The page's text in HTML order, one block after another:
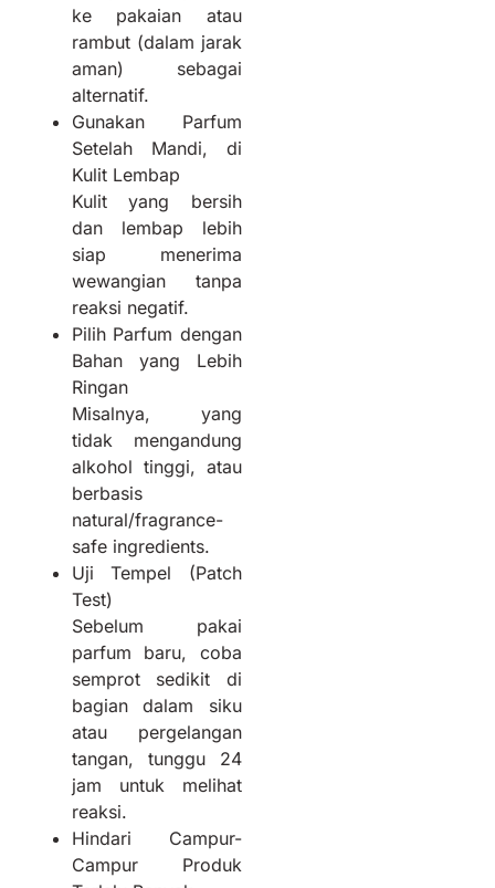
ke pakaian atau
rambut (dalam jarak
aman) sebagai
alternatif.
Gunakan Parfum
Setelah Mandi, di
Kulit Lembap
Kulit yang bersih
dan lembap lebih
siap menerima
wewangian tanpa
reaksi negatif.
Pilih Parfum dengan
Bahan yang Lebih
Ringan
Misalnya, yang
tidak mengandung
alkohol tinggi, atau
berbasis
natural/fragrance-
safe ingredients.
Uji Tempel (Patch
Test)
Sebelum pakai
parfum baru, coba
semprot sedikit di
bagian dalam siku
atau pergelangan
tangan, tunggu 24
jam untuk melihat
reaksi.
Hindari Campur-
Campur Produk